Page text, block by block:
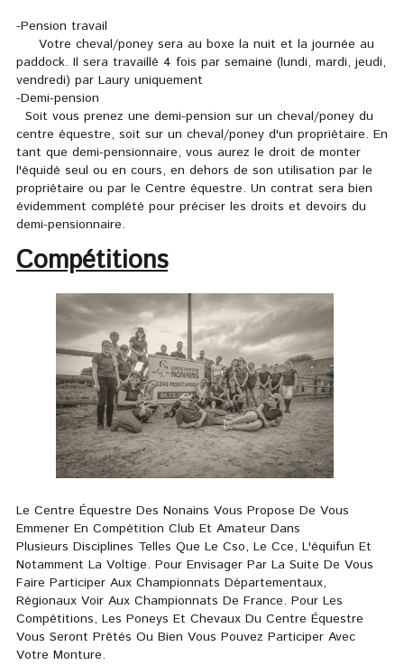
-Pension travail
Votre cheval/poney sera au boxe la nuit et la journée au
paddock. Il sera travaillé 4 fois par semaine (lundi, mardi, jeudi,
vendredi) par Laury uniquement
-Demi-pension
Soit vous prenez une demi-pension sur un cheval/poney du
centre équestre, soit sur un cheval/poney d'un propriétaire. En
tant que demi-pensionnaire, vous aurez le droit de monter
l'équidé seul ou en cours, en dehors de son utilisation par le
propriétaire ou par le Centre équestre. Un contrat sera bien
évidemment complété pour préciser les droits et devoirs du
demi-pensionnaire.
Compétitions
Le Centre Équestre Des Nonains Vous Propose De Vous
Emmener En Compétition Club Et Amateur Dans
Plusieurs Disciplines Telles Que Le Cso, Le Cce, L'équifun Et
Notamment La Voltige. Pour Envisager Par La Suite De Vous
Faire Participer Aux Championnats Départementaux,
Régionaux Voir Aux Championnats De France. Pour Les
Compétitions, Les Poneys Et Chevaux Du Centre Équestre
Vous Seront Prêtés Ou Bien Vous Pouvez Participer Avec
Votre Monture.